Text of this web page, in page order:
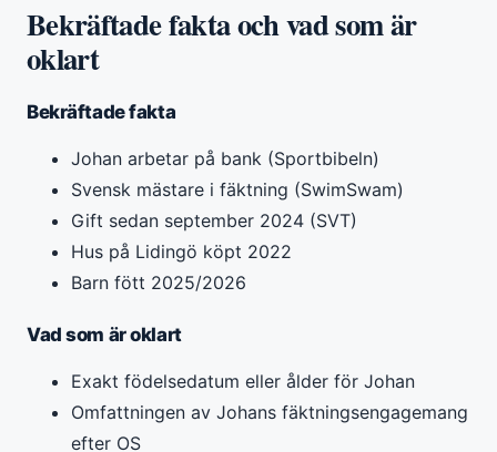
Bekräftade fakta och vad som är
oklart
Bekräftade fakta
Johan arbetar på bank (Sportbibeln)
Svensk mästare i fäktning (SwimSwam)
Gift sedan september 2024 (SVT)
Hus på Lidingö köpt 2022
Barn fött 2025/2026
Vad som är oklart
Exakt födelsedatum eller ålder för Johan
Omfattningen av Johans fäktningsengagemang
efter OS